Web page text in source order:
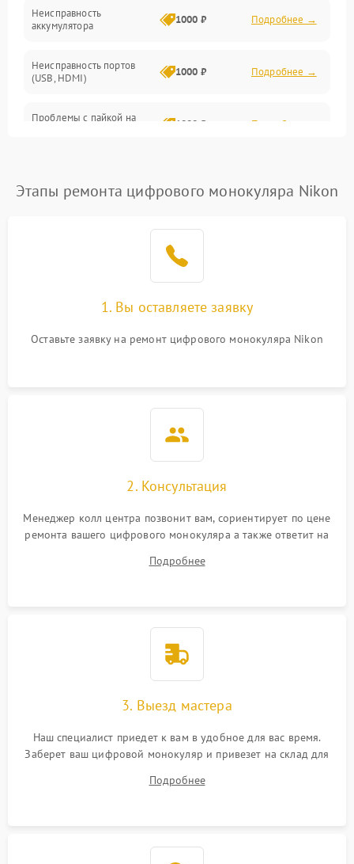
Неисправность
аккумулятора
1000 ₽ Подробнее →
Неисправность портов
(USB, HDMI)
1000 ₽ Подробнее →
Проблемы с пайкой на
1000 ₽ Подробнее →
500 ₽
1500 ₽
изображения
1000 ₽ Подробнее →
2000 ₽
Проблемы с заземлением 1000 ₽
Повреждение печатной
платы
Этапы ремонта цифрового монокуляра Nikon
1. Вы оставляете заявку
Оставьте заявку на ремонт цифрового монокуляра Nikon
2. Консультация
Менеджер колл центра позвонит вам, сориентирует по цене
ремонта вашего цифрового монокуляра а также ответит на
Подробнее
3. Выезд мастера
Наш специалист приедет к вам в удобное для вас время.
Заберет ваш цифровой монокуляр и привезет на склад для
Подробнее